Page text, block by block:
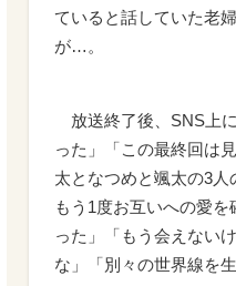
ていると話していた老
が…。
放送終了後、SNS上
った」「この最終回は
太となつめと颯太の3
もう1度お互いへの愛
った」「もう会えない
な」「別々の世界線を